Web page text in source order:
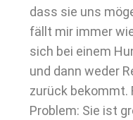
dass sie uns
fällt mir immer
sich bei einem
und dann weder
zurück bekommt.
Problem: Sie ist